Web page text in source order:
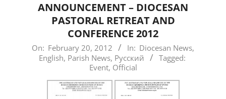
ANNOUNCEMENT – DIOCESAN
PASTORAL RETREAT AND
CONFERENCE 2012
2012-
02-
On: February 20, 2012 In: Diocesan News,
English, Parish News, Русский
Tagged:
Event, Official